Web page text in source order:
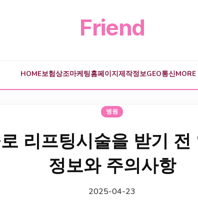
Friend
HOME보험상조마케팅홈페이지제작정보GEO통신MORE
병원
리프팅시술을 받기
정보와 주의사항
2025-04-23